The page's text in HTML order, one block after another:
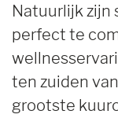
Natuurlijk zijn
perfect te
ten zuiden
grootste